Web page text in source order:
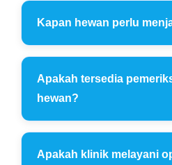
Kapan hewan perlu
Apakah tersedia
hewan?
Apakah klinik melayani